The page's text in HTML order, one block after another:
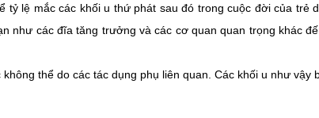
lệ mắc các khối u thứ phát sau đó trong cuộc đời của trẻ
như các đĩa tăng trưởng và các cơ quan quan trọng khác
thể do các tác dụng phụ liên quan. Các khối u như vậy